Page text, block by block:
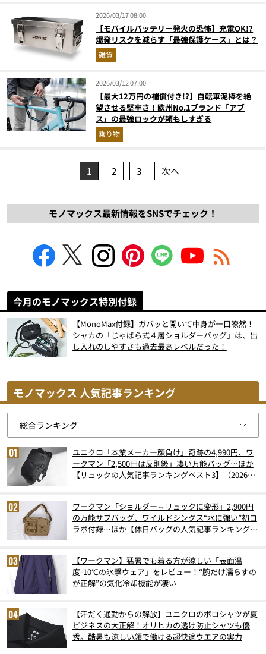
2026/03/17 08:00
【モバイルバッテリー発火の恐怖】充電OK!?
爆発リスクを減らす「最強保護ケース」とは？
雑貨
2026/03/12 07:00
【最大12万円の補償付き!?】自転車泥棒を絶
望させる堅牢さ！欧州No.1ブランド「アブ
ス」の最強ロックが頼もしすぎる
乗り物
1 2 3 次へ
モノマックス最新情報をSNSでチェック！
今月のモノマックス特別付録
【MonoMax付録】ガバッと開いて中身が一目瞭然！
シャカの「じゃばら式４層ショルダーバッグ」は、出
し入れのしやすさも過去最高レベルだった！
モノマックス 人気記事ランキング
ユニクロ「本業メーカー顔負け」奇跡の4,990円、ワ
ークマン「2,500円は反則級」凄い万能バッグ…ほか
【リュックの人気記事ランキングベスト3】（2026年
ワークマン「ショルダー⇔リュックに変形」2,900円
の万能サブバッグ、ワイルドシングス“水に強い”初コ
ラボ付録…ほか【休日バッグの人気記事ランキングベ
【ワークマン】猛暑でも着る方が涼しい「表面温
度-10℃の氷撃ウェア」をレビュー！“腕だけ濡らすの
が正解”の気化冷却機能が凄い
【汗だく通勤からの解放】ユニクロのポロシャツが夏
ビジネスの大正解！オリヒカの透け防止シャツも優
秀。酷暑も涼しい顔で働ける超快適ウエアの実力